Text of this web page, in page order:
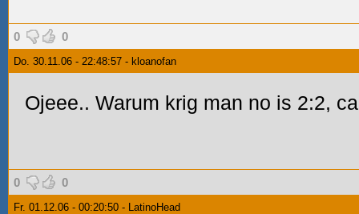
0 0
Do. 30.11.06 - 22:48:57 - kloanofan
Ojeee.. Warum krig man no is 2:2,
0 0
Fr. 01.12.06 - 00:20:50 - LatinoHead